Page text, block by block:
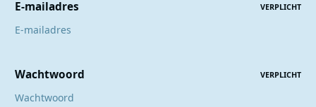
E-mailadres VERPLICHT
Wachtwoord VERPLICHT